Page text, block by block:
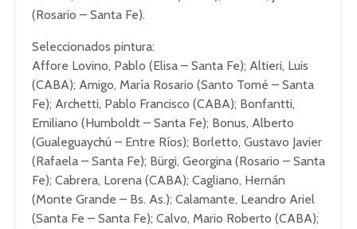
(Rosario – Santa Fe).
Seleccionados pintura:
Affore Lovino, Pablo (Elisa – Santa Fe); Altieri, Luis
(CABA); Amigo, María Rosario (Santo Tomé – Santa
Fe); Archetti, Pablo Francisco (CABA); Bonfantti,
Emiliano (Humboldt – Santa Fe); Bonus, Alberto
(Gualeguaychú – Entre Ríos); Borletto, Gustavo Javier
(Rafaela – Santa Fe); Bürgi, Georgina (Rosario – Santa
Fe); Cabrera, Lorena (CABA); Cagliano, Hernán
(Monte Grande – Bs. As.); Calamante, Leandro Ariel
(Santa Fe – Santa Fe); Calvo, Mario Roberto (CABA);